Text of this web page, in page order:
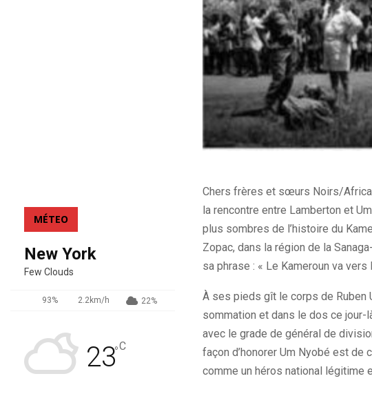
Chers frères et sœurs Noirs/
la rencontre entre Lamberton et
plus sombres de l’histoire du
Zopac, dans la région de la
sa phrase : « Le Kameroun va
À ses pieds gît le corps de Ruben
sommation et dans le dos ce jour-
avec le grade de général de
façon d’honorer Um Nyobé est de
comme un héros national légitime
MÉTEO
New York
Few Clouds
93% 2.2km/h 22%
23°C